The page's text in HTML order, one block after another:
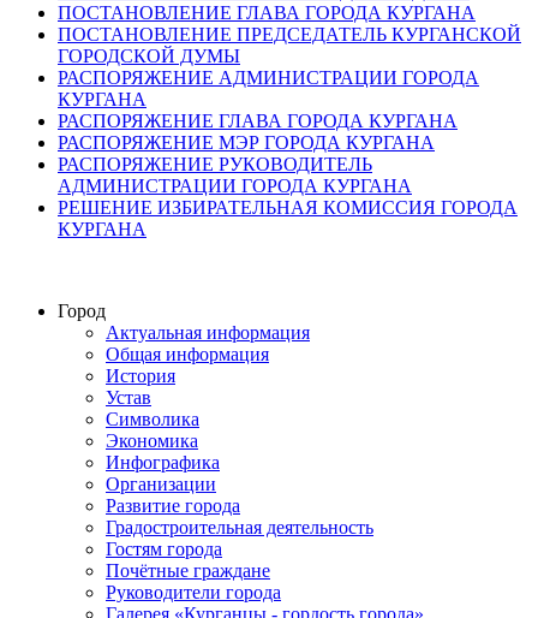
ПОСТАНОВЛЕНИЕ ГЛАВА ГОРОДА КУРГАНА
ПОСТАНОВЛЕНИЕ ПРЕДСЕДАТЕЛЬ КУРГАНСКОЙ
ГОРОДСКОЙ ДУМЫ
РАСПОРЯЖЕНИЕ АДМИНИСТРАЦИИ ГОРОДА
КУРГАНА
РАСПОРЯЖЕНИЕ ГЛАВА ГОРОДА КУРГАНА
РАСПОРЯЖЕНИЕ МЭР ГОРОДА КУРГАНА
РАСПОРЯЖЕНИЕ РУКОВОДИТЕЛЬ
АДМИНИСТРАЦИИ ГОРОДА КУРГАНА
РЕШЕНИЕ ИЗБИРАТЕЛЬНАЯ КОМИССИЯ ГОРОДА
КУРГАНА
Город
Актуальная информация
Общая информация
История
Устав
Символика
Экономика
Инфографика
Организации
Развитие города
Градостроительная деятельность
Гостям города
Почётные граждане
Руководители города
Галерея «Курганцы - гордость города»